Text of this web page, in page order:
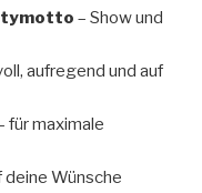
– Show und
aufregend und auf
für maximale
deine Wünsche